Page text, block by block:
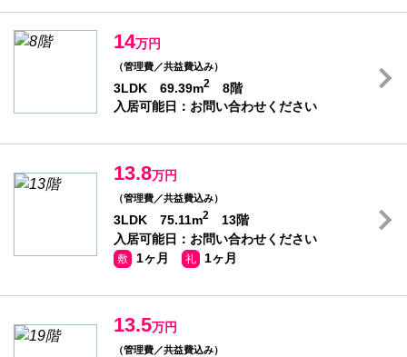
14万円
（管理費／共益費込み）
3LDK 69.39m2
8階
入居可能日：お問い合わせください
13.8万円
（管理費／共益費込み）
3LDK 75.11m2
13階
入居可能日：お問い合わせください
敷 1ヶ月 礼 1ヶ月
13.5万円
（管理費／共益費込み）